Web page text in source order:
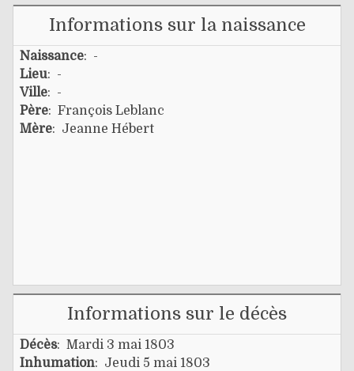
Informations sur la naissance
Naissance: -
Lieu: -
Ville: -
Père: François Leblanc
Mère: Jeanne Hébert
Informations sur le décès
Décès: Mardi 3 mai 1803
Inhumation: Jeudi 5 mai 1803